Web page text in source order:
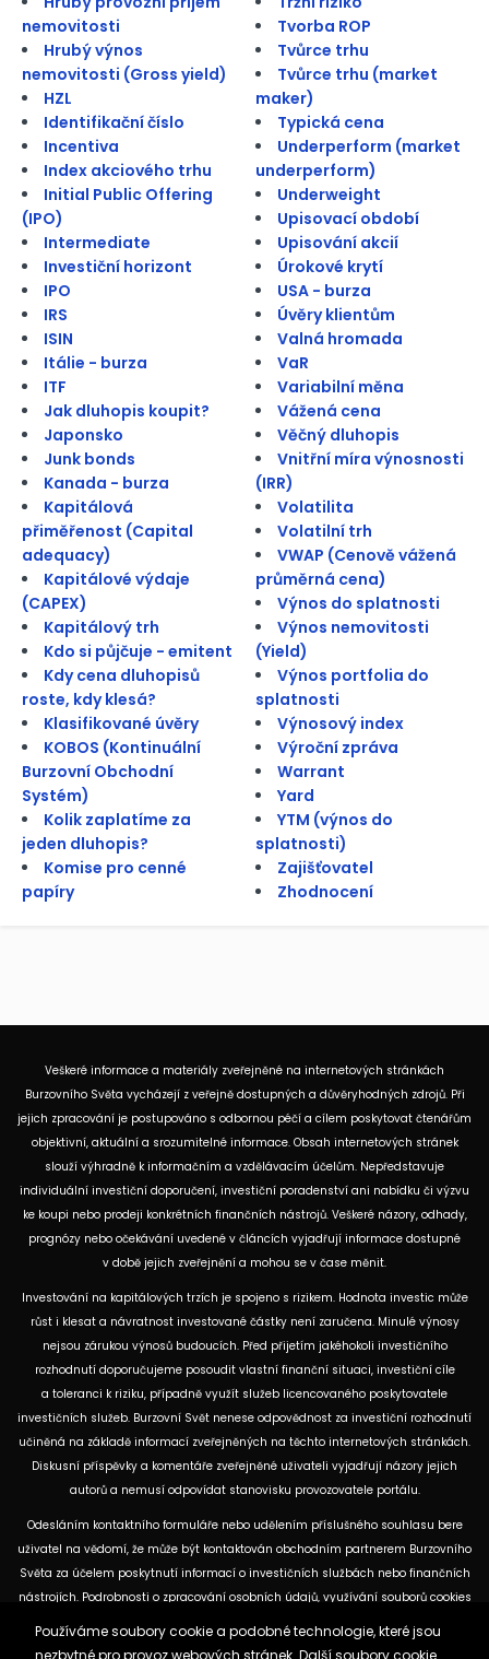
nemovitosti
Hrubý výnos
nemovitosti (Gross yield)
HZL
Identifikační číslo
Incentiva
Index akciového trhu
Initial Public Offering
(IPO)
Intermediate
Investiční horizont
IPO
IRS
ISIN
Itálie - burza
ITF
Jak dluhopis koupit?
Japonsko
Junk bonds
Kanada - burza
Kapitálová
přiměřenost (Capital
adequacy)
Kapitálové výdaje
(CAPEX)
Kapitálový trh
Kdo si půjčuje - emitent
Kdy cena dluhopisů
roste, kdy klesá?
Klasifikované úvěry
KOBOS (Kontinuální
Burzovní Obchodní
Systém)
Kolik zaplatíme za
jeden dluhopis?
Komise pro cenné
papíry
Tvorba ROP
Tvůrce trhu
Tvůrce trhu (market
maker)
Typická cena
Underperform (market
underperform)
Underweight
Upisovací období
Upisování akcií
Úrokové krytí
USA - burza
Úvěry klientům
Valná hromada
VaR
Variabilní měna
Vážená cena
Věčný dluhopis
Vnitřní míra výnosnosti
(IRR)
Volatilita
Volatilní trh
VWAP (Cenově vážená
průměrná cena)
Výnos do splatnosti
Výnos nemovitosti
(Yield)
Výnos portfolia do
splatnosti
Výnosový index
Výroční zpráva
Warrant
Yard
YTM (výnos do
splatnosti)
Zajišťovatel
Zhodnocení
Veškeré informace a materiály zveřejněné na internetových stránkách
Burzovního Světa vycházejí z veřejně dostupných a důvěryhodných zdrojů. Při
jejich zpracování je postupováno s odbornou péčí a cílem poskytovat čtenářům
objektivní, aktuální a srozumitelné informace. Obsah internetových stránek
slouží výhradně k informačním a vzdělávacím účelům. Nepředstavuje
individuální investiční doporučení, investiční poradenství ani nabídku či výzvu
ke koupi nebo prodeji konkrétních finančních nástrojů. Veškeré názory, odhady,
prognózy nebo očekávání uvedené v článcích vyjadřují informace dostupné
v době jejich zveřejnění a mohou se v čase měnit.
Investování na kapitálových trzích je spojeno s rizikem. Hodnota investic může
růst i klesat a návratnost investované částky není zaručena. Minulé výnosy
nejsou zárukou výnosů budoucích. Před přijetím jakéhokoli investičního
rozhodnutí doporučujeme posoudit vlastní finanční situaci, investiční cíle
a toleranci k riziku, případně využít služeb licencovaného poskytovatele
investičních služeb. Burzovní Svět nenese odpovědnost za investiční rozhodnutí
učiněná na základě informací zveřejněných na těchto internetových stránkách.
Diskusní příspěvky a komentáře zveřejněné uživateli vyjadřují názory jejich
autorů a nemusí odpovídat stanovisku provozovatele portálu.
Odesláním kontaktního formuláře nebo udělením příslušného souhlasu bere
uživatel na vědomí, že může být kontaktován obchodním partnerem Burzovního
Světa za účelem poskytnutí informací o investičních službách nebo finančních
nástrojích. Podrobnosti o zpracování osobních údajů, využívání souborů cookies
Používáme soubory cookie a podobné technologie, které jsou